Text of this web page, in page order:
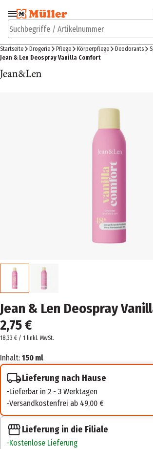
Zur Navigation
springen
Zum
Suchbegriffe / Artikelnummer
Startseite Drogerie Pflege Körperpflege Deodorants
Jean & Len Deospray Vanilla Comfort
Jean & Len Deospray
2,75 €
18,33 € / 1 linkl. MwSt.
Inhalt: 150 ml
Lieferung nach Hause
Lieferbar in 2 - 3 Werktagen
Versandkostenfrei ab 49,00 €
Lieferung in die Filiale
Kostenlose Lieferung